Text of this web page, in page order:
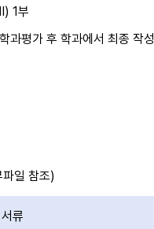
1부
과평가 후 학과에서 최종 작성
일 참조)
류